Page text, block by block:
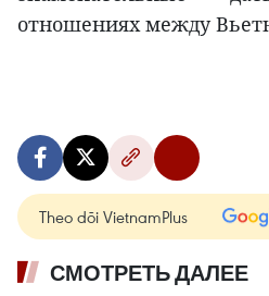
отношениях между
Theo dõi VietnamPlus
СМОТРЕТЬ ДАЛЕЕ